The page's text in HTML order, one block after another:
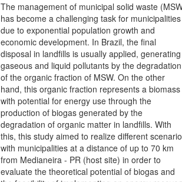
The management of municipal solid waste
has become a challenging task for municipalities
due to exponential population growth and
economic development. In Brazil, the final
disposal in landfills is usually applied, generating
gaseous and liquid pollutants by the degradation
of the organic fraction of MSW. On the other
hand, this organic fraction represents a biomass
with potential for energy use through the
production of biogas generated by the
degradation of organic matter in landfills. With
this, this study aimed to realize different
with municipalities at a distance of up to 70 km
from Medianeira - PR (host site) in order to
evaluate the theoretical potential of biogas and